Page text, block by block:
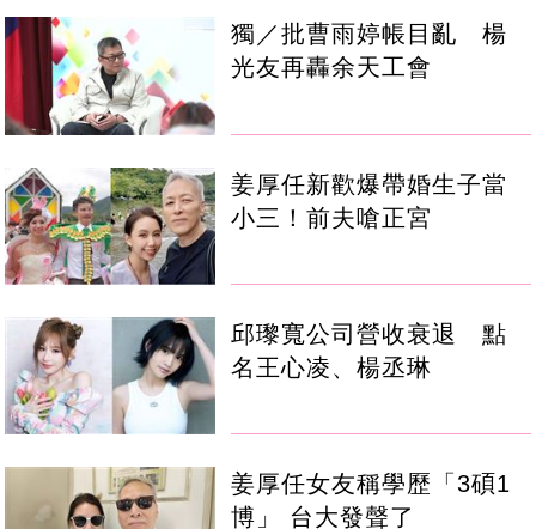
獨／批曹雨婷帳目亂 楊
光友再轟余天工會
姜厚任新歡爆帶婚生子當
小三！前夫嗆正宮
邱瓈寬公司營收衰退 點
名王心凌、楊丞琳
姜厚任女友稱學歷「3碩1
博」 台大發聲了